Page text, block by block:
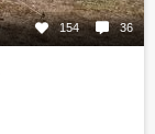
154 36